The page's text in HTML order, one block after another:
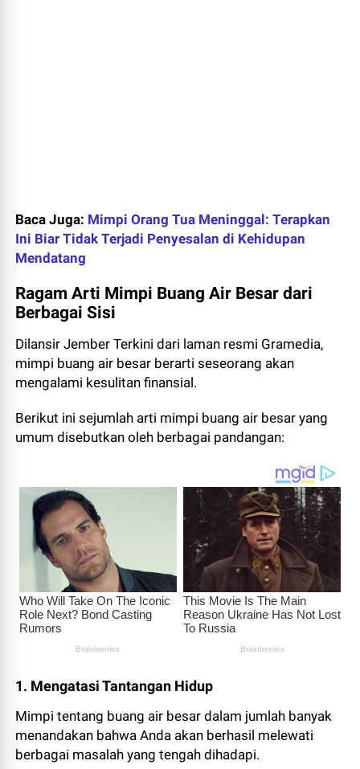
Baca Juga: Mimpi Orang Tua Meninggal: Terapkan
Ini Biar Tidak Terjadi Penyesalan di Kehidupan
Mendatang
Ragam Arti Mimpi Buang Air Besar dari
Berbagai Sisi
Dilansir Jember Terkini dari laman resmi Gramedia,
mimpi buang air besar berarti seseorang akan
mengalami kesulitan finansial.
Berikut ini sejumlah arti mimpi buang air besar yang
umum disebutkan oleh berbagai pandangan:
1. Mengatasi Tantangan Hidup
Mimpi tentang buang air besar dalam jumlah banyak
menandakan bahwa Anda akan berhasil melewati
berbagai masalah yang tengah dihadapi.